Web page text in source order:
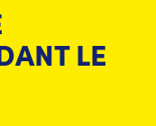
LE